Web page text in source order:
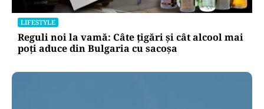
LIFESTYLE
Reguli noi la vamă: Câte țigări și cât alcool mai
poți aduce din Bulgaria cu sacoșa